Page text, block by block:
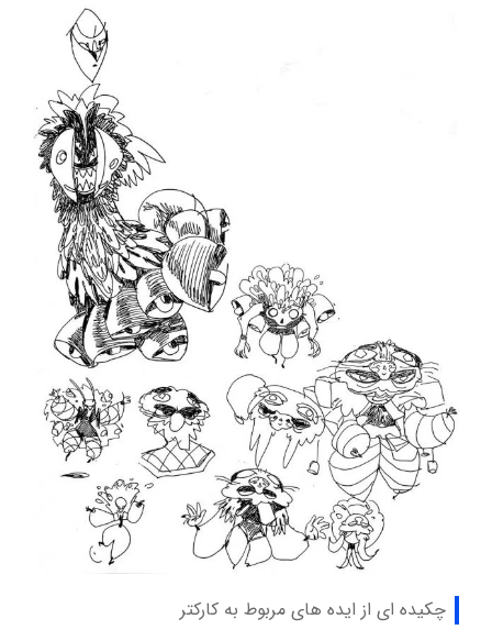
چکیده ای از ایده های مربوط به کارکتر